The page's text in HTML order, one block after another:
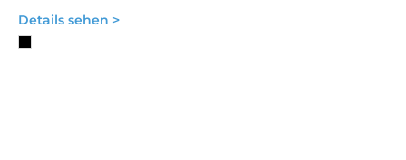
Details sehen >